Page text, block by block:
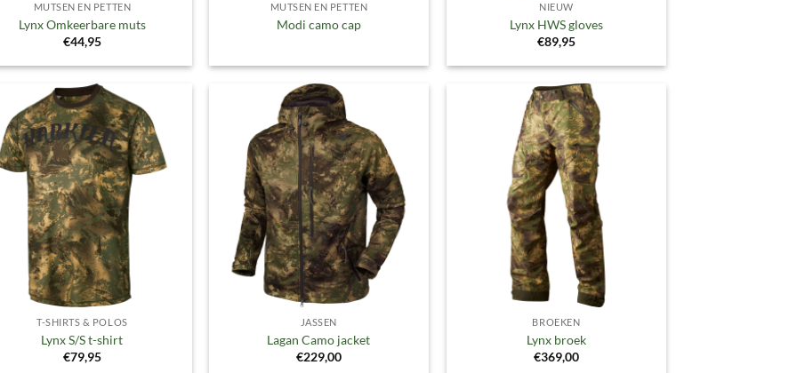
MUTSEN EN PETTEN
Lynx Omkeerbare muts
€44,95
MUTSEN EN PETTEN
Modi camo cap
NIEUW
Lynx HWS gloves
€89,95
Toevoegen
aan
verlanglijst
T-SHIRTS & POLOS
Lynx S/S t-shirt
€79,95
Toevoegen
aan
verlanglijst
JASSEN
Lagan Camo jacket
€229,00
BROEKEN
Lynx broek
€369,00